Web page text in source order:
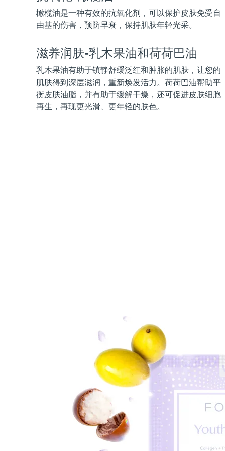
橄榄油是一种有效的抗氧化剂，可以保护皮肤免受自
由基的伤害，预防早衰，保持肌肤年轻光采。
滋养润肤-乳木果油和荷荷巴油
乳木果油有助于镇静舒缓泛红和肿胀的肌肤，让您的
肌肤得到深层滋润，重新焕发活力。荷荷巴油帮助平
衡皮肤油脂，并有助于缓解干燥，还可促进皮肤细胞
再生，再现更光滑、更年轻的肤色。
All acne treatment devices
All revitalizing eye massagers
KIWI™ 皮肤护理
Advanced pore care essentials
Serum
For healthy hair
issa™ Teeth Whitening Gel
18% PAP
全部购买